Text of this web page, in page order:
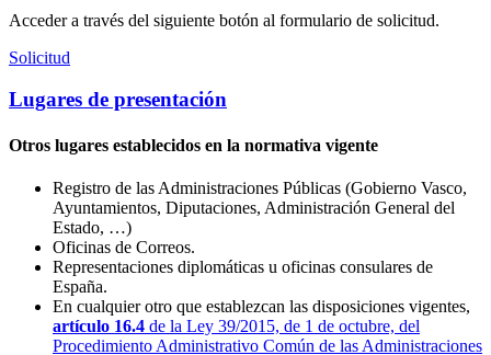
Acceder a través del siguiente botón al formulario de solicitud.
Solicitud
Lugares de presentación
Otros lugares establecidos en la normativa vigente
Registro de las Administraciones Públicas (Gobierno Vasco,
Ayuntamientos, Diputaciones, Administración General del
Estado, …)
Oficinas de Correos.
Representaciones diplomáticas u oficinas consulares de
España.
En cualquier otro que establezcan las disposiciones vigentes,
artículo 16.4 de la Ley 39/2015, de 1 de octubre, del
Procedimiento Administrativo Común de las Administraciones